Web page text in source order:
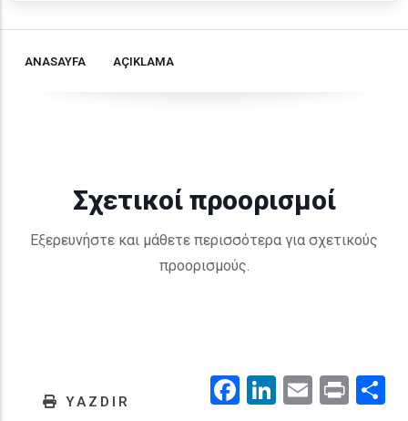
ANASAYFA AÇIKLAMA
Σχετικοί προορισμοί
Εξερευνήστε και μάθετε περισσότερα για σχετικούς
προορισμούς.
YAZDIR Facebook
LinkedIn
EmailPrint